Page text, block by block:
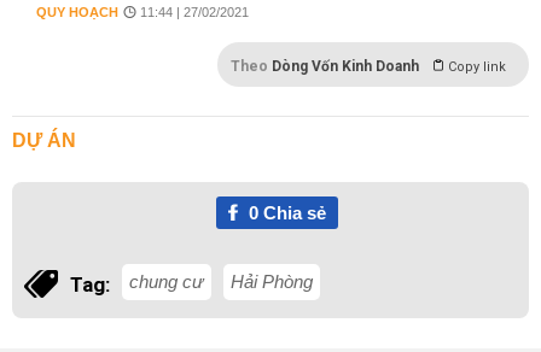
QUY HOẠCH 11:44 | 27/02/2021
Theo Dòng Vốn Kinh Doanh Copy link
DỰ ÁN
0Chia sẻ
Tag: chung cư Hải Phòng